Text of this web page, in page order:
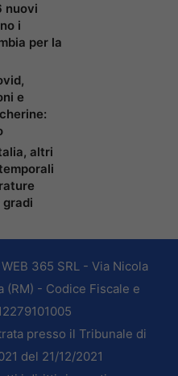
nuovi
i
per la
e
altri
365 SRL - Via Nicola
(RM) - Codice Fiscale e
presso il Tribunale di
del 21/12/2021